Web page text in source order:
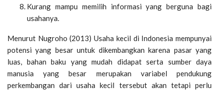
Kurang mampu memilih informasi yang berguna bagi
usahanya.
Menurut Nugroho (2013) Usaha kecil di Indonesia mempunyai
potensi yang besar untuk dikembangkan karena pasar yang
luas, bahan baku yang mudah didapat serta sumber daya
manusia yang besar merupakan variabel pendukung
perkembangan dari usaha kecil tersebut akan tetapi perlu